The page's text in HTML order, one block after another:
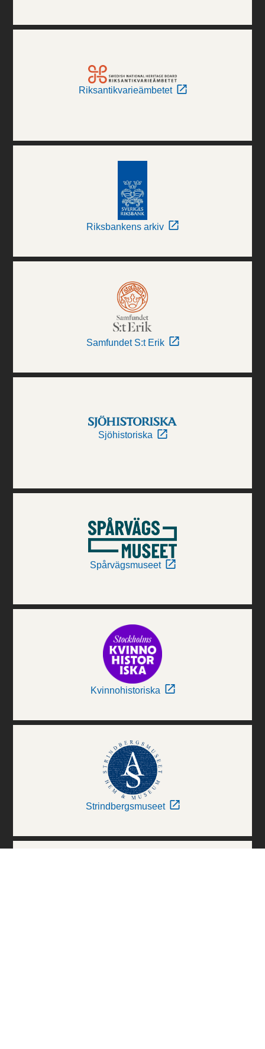
Riksantikvarieämbetet
Riksbankens arkiv
Samfundet S:t Erik
Sjöhistoriska
Spårvägsmuseet
Kvinnohistoriska
Strindbergsmuseet